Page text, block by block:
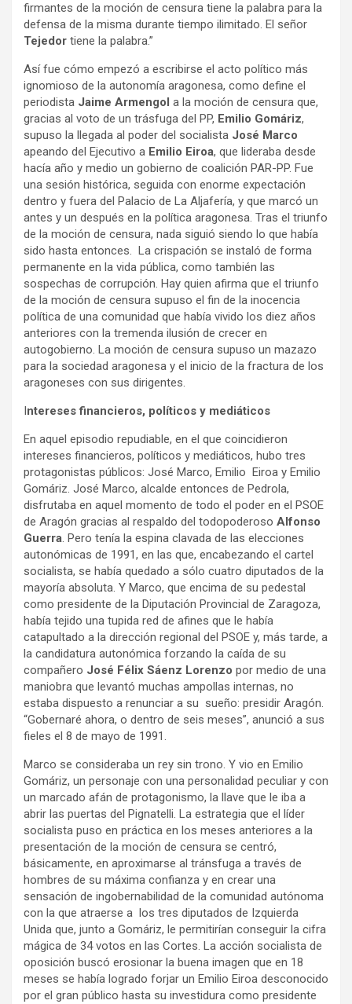
firmantes de la moción de censura tiene la palabra para la
defensa de la misma durante tiempo ilimitado. El señor
Tejedor tiene la palabra.”
Así fue cómo empezó a escribirse el acto político más
ignomioso de la autonomía aragonesa, como define el
periodista Jaime Armengol a la moción de censura que,
gracias al voto de un trásfuga del PP, Emilio Gomáriz,
supuso la llegada al poder del socialista José Marco
apeando del Ejecutivo a Emilio Eiroa, que lideraba desde
hacía año y medio un gobierno de coalición PAR-PP. Fue
una sesión histórica, seguida con enorme expectación
dentro y fuera del Palacio de La Aljafería, y que marcó un
antes y un después en la política aragonesa. Tras el triunfo
de la moción de censura, nada siguió siendo lo que había
sido hasta entonces. La crispación se instaló de forma
permanente en la vida pública, como también las
sospechas de corrupción. Hay quien afirma que el triunfo
de la moción de censura supuso el fin de la inocencia
política de una comunidad que había vivido los diez años
anteriores con la tremenda ilusión de crecer en
autogobierno. La moción de censura supuso un mazazo
para la sociedad aragonesa y el inicio de la fractura de los
aragoneses con sus dirigentes.
Intereses financieros, políticos y mediáticos
En aquel episodio repudiable, en el que coincidieron
intereses financieros, políticos y mediáticos, hubo tres
protagonistas públicos: José Marco, Emilio Eiroa y Emilio
Gomáriz. José Marco, alcalde entonces de Pedrola,
disfrutaba en aquel momento de todo el poder en el PSOE
de Aragón gracias al respaldo del todopoderoso Alfonso
Guerra. Pero tenía la espina clavada de las elecciones
autonómicas de 1991, en las que, encabezando el cartel
socialista, se había quedado a sólo cuatro diputados de la
mayoría absoluta. Y Marco, que encima de su pedestal
como presidente de la Diputación Provincial de Zaragoza,
había tejido una tupida red de afines que le había
catapultado a la dirección regional del PSOE y, más tarde, a
la candidatura autonómica forzando la caída de su
compañero José Félix Sáenz Lorenzo por medio de una
maniobra que levantó muchas ampollas internas, no
estaba dispuesto a renunciar a su sueño: presidir Aragón.
“Gobernaré ahora, o dentro de seis meses”, anunció a sus
fieles el 8 de mayo de 1991.
Marco se consideraba un rey sin trono. Y vio en Emilio
Gomáriz, un personaje con una personalidad peculiar y con
un marcado afán de protagonismo, la llave que le iba a
abrir las puertas del Pignatelli. La estrategia que el líder
socialista puso en práctica en los meses anteriores a la
presentación de la moción de censura se centró,
básicamente, en aproximarse al tránsfuga a través de
hombres de su máxima confianza y en crear una
sensación de ingobernabilidad de la comunidad autónoma
con la que atraerse a los tres diputados de Izquierda
Unida que, junto a Gomáriz, le permitirían conseguir la cifra
mágica de 34 votos en las Cortes. La acción socialista de
oposición buscó erosionar la buena imagen que en 18
meses se había logrado forjar un Emilio Eiroa desconocido
por el gran público hasta su investidura como presidente